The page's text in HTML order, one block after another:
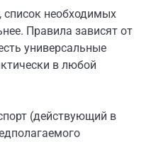
список необходимых
Правила зависят от
универсальные
в любой
(действующий в